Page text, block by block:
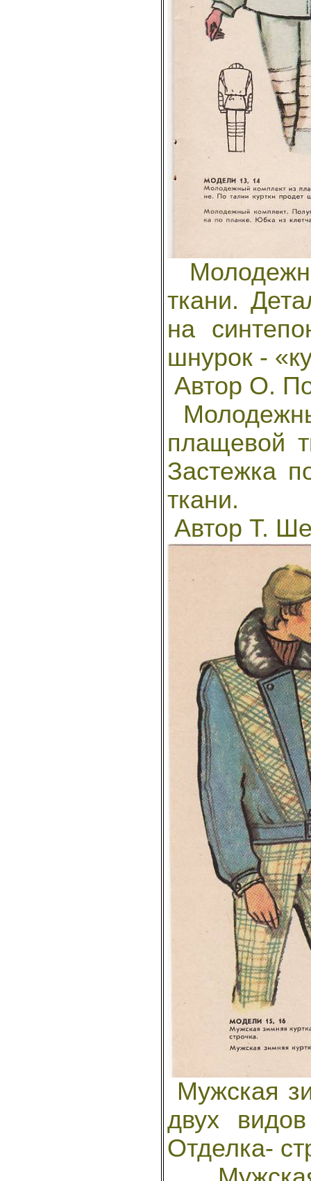
ткани.
на
шнурок -
Автор О.
плащевой
Застежка
ткани.
Автор Т.
Мужская
двух
Отделка-